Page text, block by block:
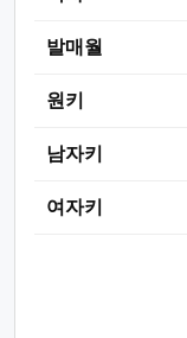
발매월
원키
남자키
여자키